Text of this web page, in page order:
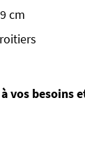
cm
vos besoins